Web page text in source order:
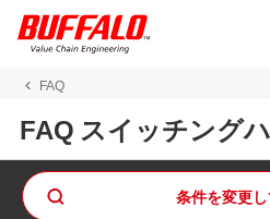
FAQ
FAQ スイッチング
条件を変更